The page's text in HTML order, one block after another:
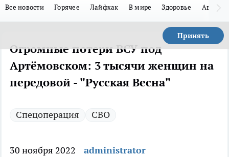
Все новости Горячее Лайфхак В мире Здоровье Авто
Принять
Огромные потери ВСУ под
Артёмовском: 3 тысячи женщин на
передовой - "Русская Весна"
Спецоперация СВО
30 ноября 2022 administrator